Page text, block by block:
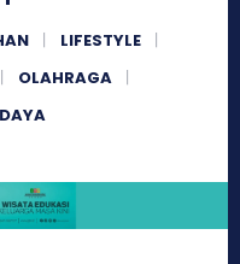
LIFESTYLE
OLAHRAGA